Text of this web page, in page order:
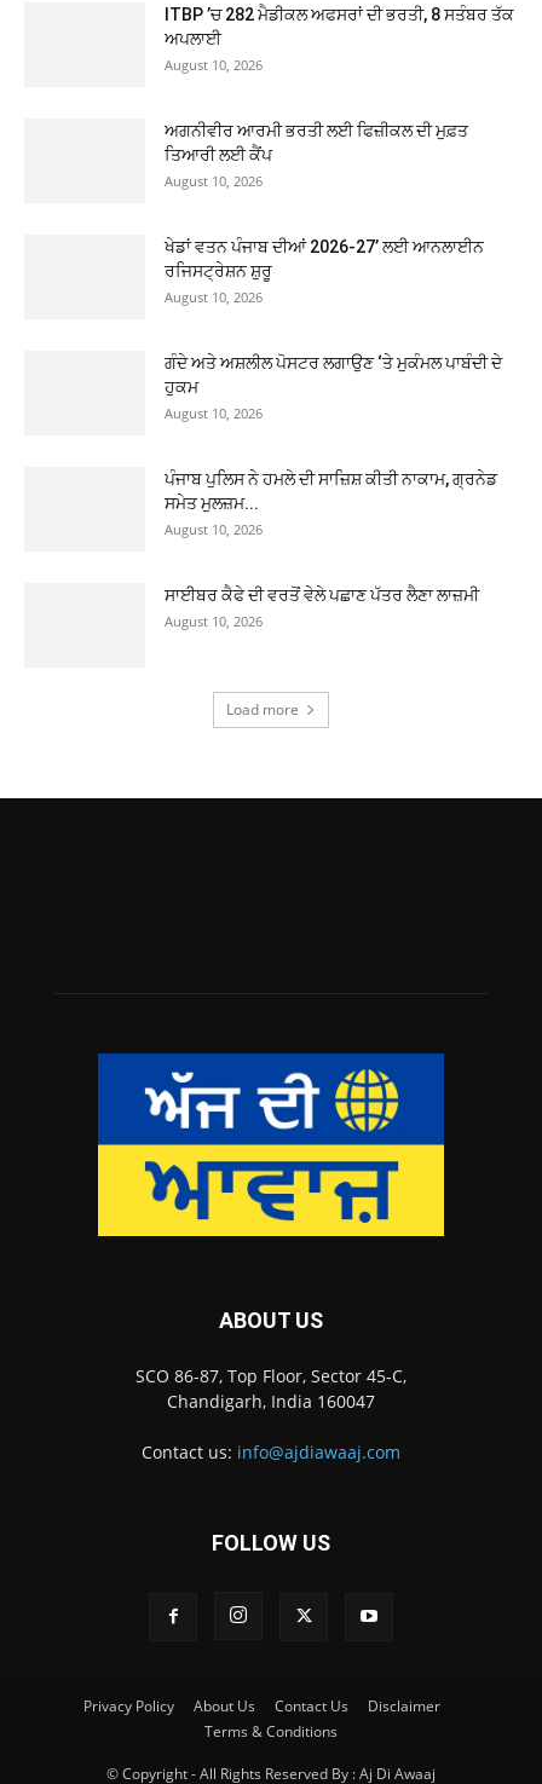
ITBP ’ਚ 282 ਮੈਡੀਕਲ ਅਫਸਰਾਂ ਦੀ ਭਰਤੀ, 8 ਸਤੰਬਰ ਤੱਕ
ਅਪਲਾਈ
August 10, 2026
ਅਗਨੀਵੀਰ ਆਰਮੀ ਭਰਤੀ ਲਈ ਫਿਜ਼ੀਕਲ ਦੀ ਮੁਫ਼ਤ
ਤਿਆਰੀ ਲਈ ਕੈਂਪ
August 10, 2026
ਖੇਡਾਂ ਵਤਨ ਪੰਜਾਬ ਦੀਆਂ 2026-27’ ਲਈ ਆਨਲਾਈਨ
ਰਜਿਸਟ੍ਰੇਸ਼ਨ ਸ਼ੁਰੂ
August 10, 2026
ਗੰਦੇ ਅਤੇ ਅਸ਼ਲੀਲ ਪੋਸਟਰ ਲਗਾਉਣ ‘ਤੇ ਮੁਕੰਮਲ ਪਾਬੰਦੀ ਦੇ
ਹੁਕਮ
August 10, 2026
ਪੰਜਾਬ ਪੁਲਿਸ ਨੇ ਹਮਲੇ ਦੀ ਸਾਜ਼ਿਸ਼ ਕੀਤੀ ਨਾਕਾਮ, ਗ੍ਰਨੇਡ
ਸਮੇਤ ਮੁਲਜ਼ਮ...
August 10, 2026
ਸਾਈਬਰ ਕੈਫੇ ਦੀ ਵਰਤੋਂ ਵੇਲੇ ਪਛਾਣ ਪੱਤਰ ਲੈਣਾ ਲਾਜ਼ਮੀ
August 10, 2026
Load more
ABOUT US
SCO 86-87, Top Floor, Sector 45-C,
Chandigarh, India 160047
Contact us: info@ajdiawaaj.com
FOLLOW US
Privacy Policy About Us Contact Us
Disclaimer
Terms & Conditions
© Copyright - All Rights Reserved By : Aj Di Awaaj